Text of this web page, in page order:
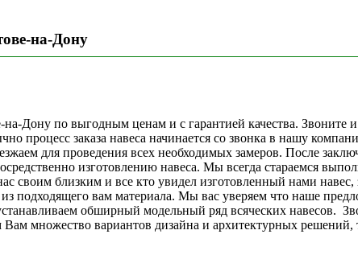
на-Дону
на-Дону по выгодным ценам и с гарантией качества. Звоните
процесс заказа навеса начинается со звонка в нашу
для проведения всех необходимых замеров. После
изготовлению навеса. Мы всегда стараемся
своим близким и все кто увидел изготовленный нами
из подходящего вам материала. Мы вас уверяем что наше
обширный модельный ряд всяческих навесов.
множество вариантов дизайна и архитектурных решений,